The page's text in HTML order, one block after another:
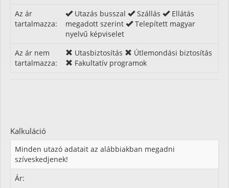
Az ár
tartalmazza:
Utazás busszal Szállás
Ellátás
megadott szerint
Telepített magyar
nyelvű képviselet
Az ár nem
tartalmazza:
Utasbiztosítás
Útlemondási biztosítás
Fakultatív programok
Kalkuláció
Minden utazó adatait az alábbiakban megadni
szíveskedjenek!
Ár: